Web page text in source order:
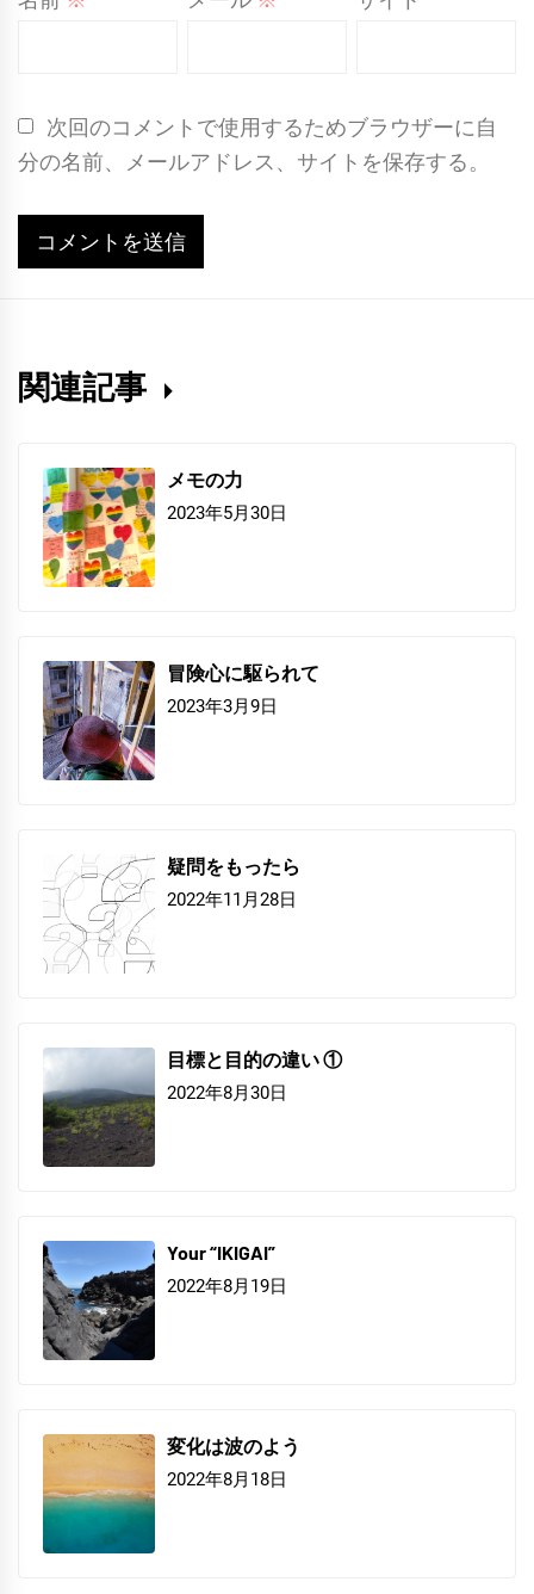
次回のコメントで使用するためブラウザーに自
分の名前、メールアドレス、サイトを保存する。
関連記事
メモの力
2023年5月30日
冒険心に駆られて
2023年3月9日
疑問をもったら
2022年11月28日
目標と目的の違い ①
2022年8月30日
Your “IKIGAI”
2022年8月19日
変化は波のよう
2022年8月18日